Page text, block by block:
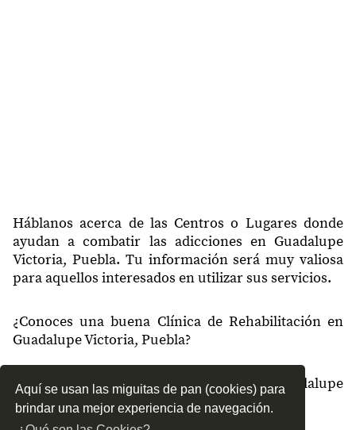
Aquí se usan las miguitas de pan (cookies) para
brindar una mejor experiencia de navegación.
Háblanos acerca de las Centros o Lugares donde
ayudan a combatir las adicciones en Guadalupe
Victoria, Puebla. Tu información será muy valiosa
para aquellos interesados en utilizar sus servicios.
¿Conoces una buena Clínica de Rehabilitación en
Guadalupe Victoria, Puebla?
¿Qué tipo de tratamientos conoces en Guadalupe
Victoria, Puebla?